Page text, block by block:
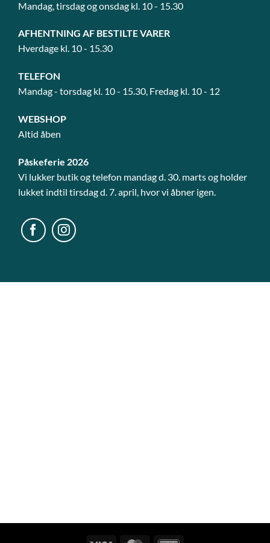
Mandag, tirsdag og onsdag kl. 10 - 15.30
AFHENTNING AF BESTILTE VARER
Hverdage kl. 10 - 15.30
TELEFON
Mandag - torsdag kl. 10 - 15.30, Fredag kl. 10 - 12
WEBSHOP
Altid åben
Påskeferie 2026
Vi lukker butik og telefon mandag d. 30. marts og holder
lukket indtil tirsdag d. 7. april, hvor vi åbner igen.